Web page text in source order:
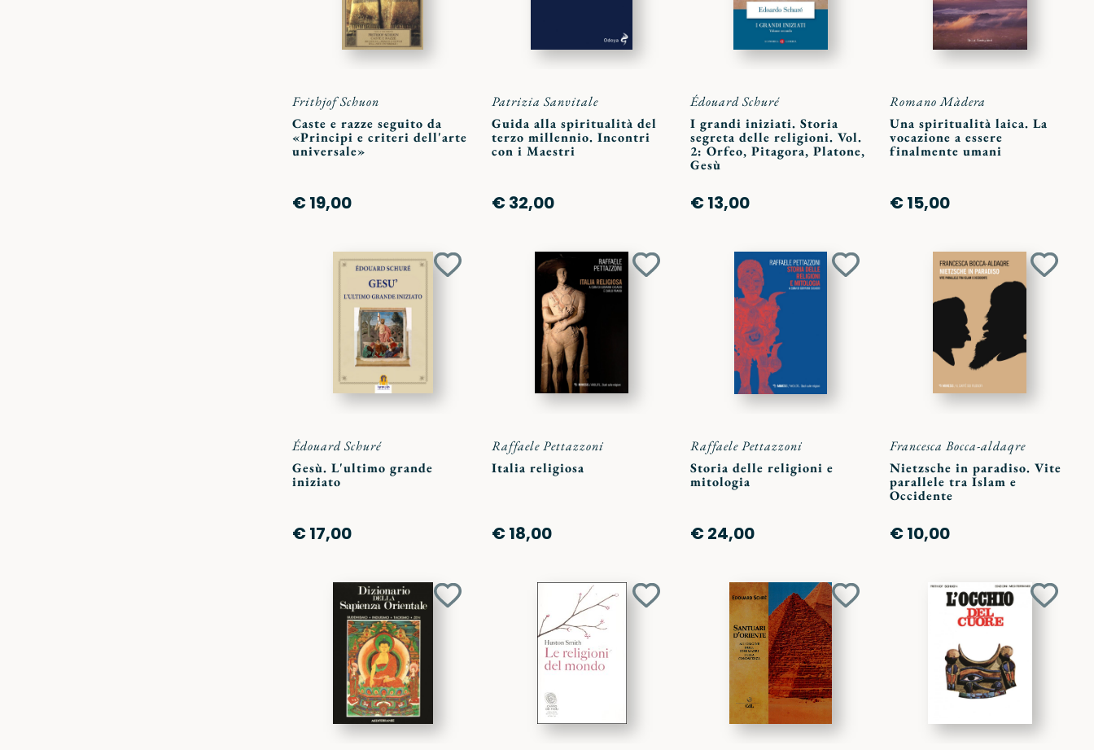
Frithjof Schuon
Caste e razze seguito da
«Principi e criteri dell'arte
universale»
€ 19,00
Patrizia Sanvitale
Guida alla spiritualità del
terzo millennio. Incontri
con i Maestri
€ 32,00
Édouard Schuré
I grandi iniziati. Storia
segreta delle religioni. Vol.
2: Orfeo, Pitagora, Platone,
Gesù
€ 13,00
Romano Màdera
Una spiritualità laica. La
vocazione a essere
finalmente umani
€ 15,00
Aggiungi
Édouard Schuré
Gesù. L'ultimo grande
iniziato
€ 17,00
Aggiungi
Raffaele Pettazzoni
Italia religiosa
€ 18,00
Aggiungi
Raffaele Pettazzoni
Storia delle religioni e
mitologia
€ 24,00
Francesca Bocca-aldaqre
Nietzsche in paradiso. Vite
parallele tra Islam e
Occidente
€ 10,00
Aggiungi
Aggiungi
Aggiungi